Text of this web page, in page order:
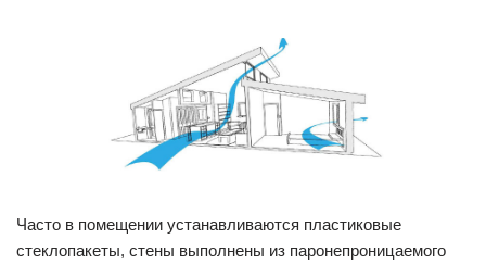
Часто в помещении устанавливаются пластиковые
стеклопакеты, стены выполнены из паронепроницаемого